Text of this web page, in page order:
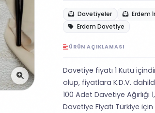
Davetiyeler
Erdem
Erdem Davetiye
ÜRÜN AÇIKLAMASI
Davetiye fiyatı 1 Kutu
olup, fiyatlara K.D.V.
100 Adet Davetiye Ağırlığı
Davetiye Fiyatı Türkiye